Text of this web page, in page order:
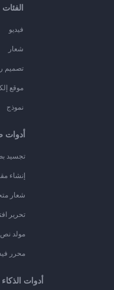
الفئات
فيديو
شعار
تصميم
موقع
نموذج
أدوات
تجسيد
إنشاء
شعار
تحرير
مولد نص
محرر
أدوات